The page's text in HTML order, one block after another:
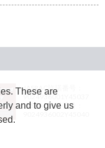
JASRAC許諾番号：
9024936001Y45037
JASRAC許諾番号：
These are
and to give us